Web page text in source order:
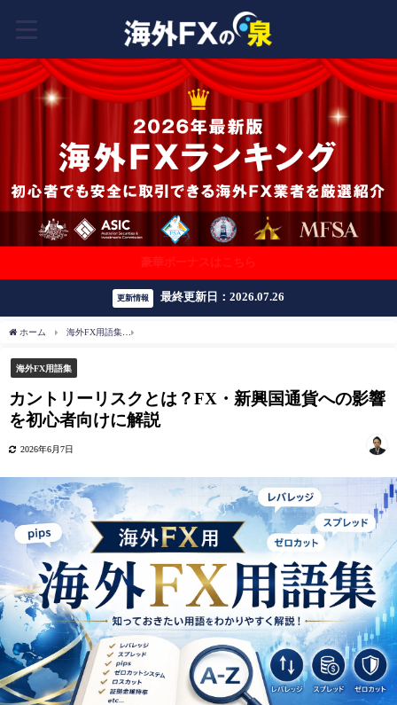
更新情報 最終更新日：2026.07.26
ホーム 海外FX用語集
海外FX用語集
カントリーリスクとは？FX・新興国通貨への影響
を初心者向けに解説
2026年6月7日